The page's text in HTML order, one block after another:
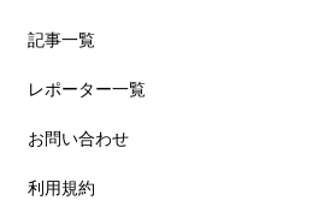
記事一覧
レポーター一覧
お問い合わせ
利用規約